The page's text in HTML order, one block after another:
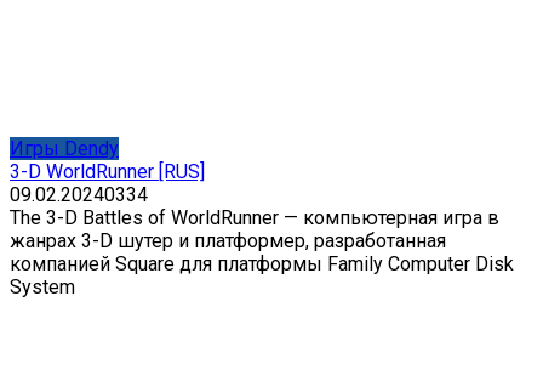
Игры Dendy
3-D WorldRunner [RUS]
09.02.20240334
The 3-D Battles of WorldRunner — компьютерная игра в
жанрах 3-D шутер и платформер, разработанная
компанией Square для платформы Family Computer Disk
System